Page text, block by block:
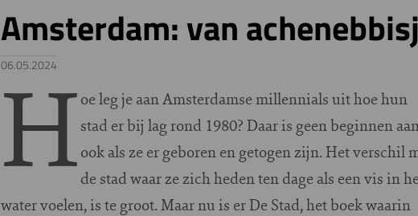
Amsterdam: van
06.05.2024
Hoe leg je aan Amsterdamse millennials uit hoe hun
stad er bij lag rond 1980? Daar is geen beginnen
ook als ze er geboren en getogen zijn. Het verschil
de stad waar ze zich heden ten dage als een vis in
water voelen, is te groot. Maar nu is er De Stad, het boek waarin